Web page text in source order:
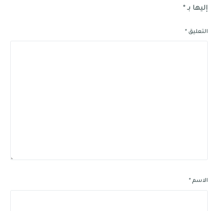
إليها بـ*
التعليق *
الاسم *